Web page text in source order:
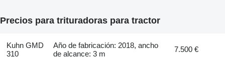
Precios para trituradoras para tractor
Kuhn GMD
310
Año de fabricación: 2018, ancho
de alcance: 3 m
7.500 €